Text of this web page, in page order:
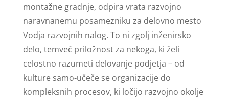
montažne gradnje, odpira vrata razvojno
naravnanemu posamezniku za delovno mesto
Vodja razvojnih nalog. To ni zgolj inženirsko
delo, temveč priložnost za nekoga, ki želi
celostno razumeti delovanje podjetja – od
kulture samo-učeče se organizacije do
kompleksnih procesov, ki ločijo razvojno okolje